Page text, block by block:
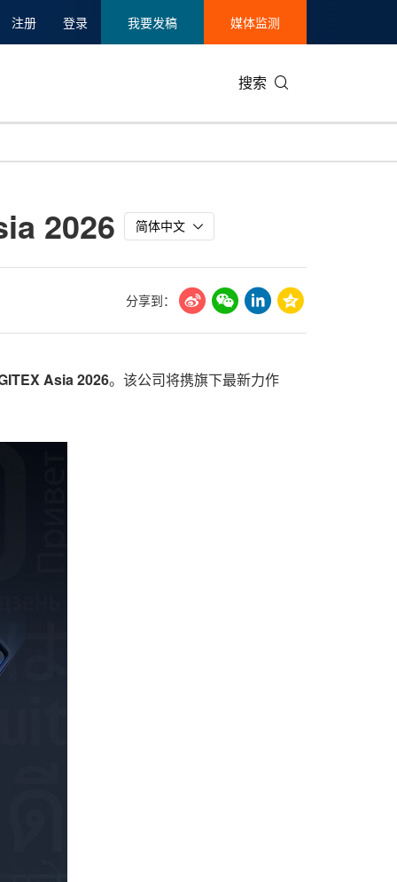
注册 登录 我要发稿 媒体监测
搜索
碳中和
美国临床肿瘤学会(ASCO)
娱乐时尚与艺术
新加坡
2026 简体中文
分享到：
Asia 2026。该公司将携旗下最新力作